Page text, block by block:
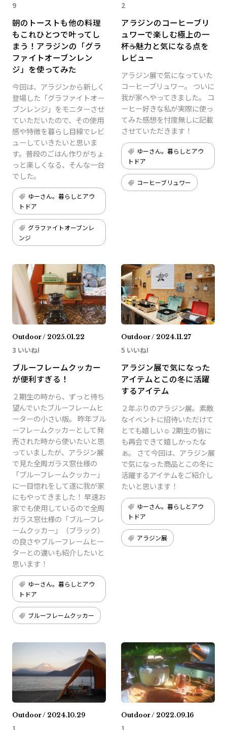
9
朝のトーストも他の料理
もこれひとつで叶ってし
まう！アラジンの「グラ
ファイトオーブンレン
ジ」を使ってみた
今回は、アラジンから新しく
登場した「グラファイトオー
ブンレンジ」をモニターさせ
ていただいたので、その使用
感や特徴を暮らし目線でレビ
ューしていきたいと思いま
す。普段のごはん作りがちょ
っと楽しくなる、そんな一台
でした。
ゆーさん。暮らしとアウ
トドア
グラファイトオーブンレ
ンジ
2
アラジンのコーヒーブリ
ュワーで楽しむ極上の一
杯☕️魅力と気になる点を
レビュー
アラジン展で気になっていた
コーヒーブリュワー。 ついに
我が家へやってきました。 コ
ーヒー好きな私が実際に使っ
てみた感想を忖度無しに記載
させていただきます！
ゆーさん。暮らしとアウ
トドア
コーヒーブリュワー
Outdoor / 2025.01.22
3 いいね!
ブルーフレームクッカー
が便利すぎる！
２期生の時から、ずっと待ち
望んでいたブルーフレームヒ
ーターの小さい版。 昨年ブル
ーフレームクッカーとして発
売された時から使いたいと思
っていましたが、アラジン展
で見た全周ガラス窓仕様の
「ブルーフレームクッカー」
に一目惚れをして遂に我が家
にもやってきました！ 早速お
家でも使用しているので全周
ガラス窓仕様の「ブルーフレ
ームクッカー」（ブラック）
の良さやブルーフレームヒー
ターとの違いも紹介したいと
思います！
ゆーさん。暮らしとアウ
トドア
ブルーフレームクッカー
Outdoor / 2024.11.27
5 いいね!
アラジン展で気になった
アイテムとこの冬に活躍
するアイテム
２年ぶりのアラジン展。素敵
なイベントに招待いただけて
とても嬉しい☺ 2期生の皆に
も再会できて嬉しかったな
ぁ。 さて今回は、アラジン展
で気になった商品とこの冬に
活躍するアイテムをご紹介し
たいと思います！
ゆーさん。暮らしとアウ
トドア
アラジン展
Outdoor / 2024.10.29 Outdoor / 2022.09.16